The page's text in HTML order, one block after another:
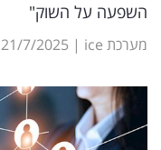
משפט
ומחקרים
דעות
השפעה על השוק"
מערכת ice |
21/7/2025